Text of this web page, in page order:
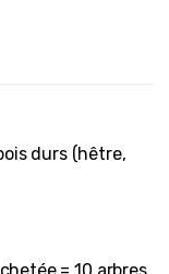
durs (hêtre,